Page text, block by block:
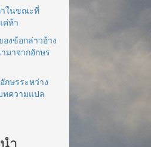
าในขณะที่
ค่ห้า
องข้อกล่าวอ้าง
มาจากอักษร
ษรระหว่าง
ทความแปล
ำ